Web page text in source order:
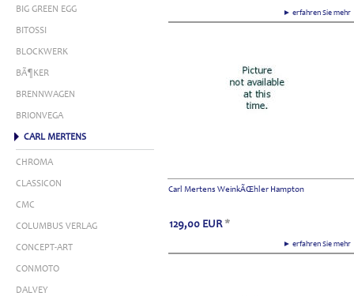
BIG GREEN EGG
BITOSSI
BLOCKWERK
BÃ¶KER
BRENNWAGEN
BRIONVEGA
CARL MERTENS
CHROMA
CLASSICON
CMC
COLUMBUS VERLAG
CONCEPT-ART
CONMOTO
DALVEY
► erfahren Sie
Carl Mertens WeinkÃŒhler Hampton
► erfahren Sie
129,00 EUR *